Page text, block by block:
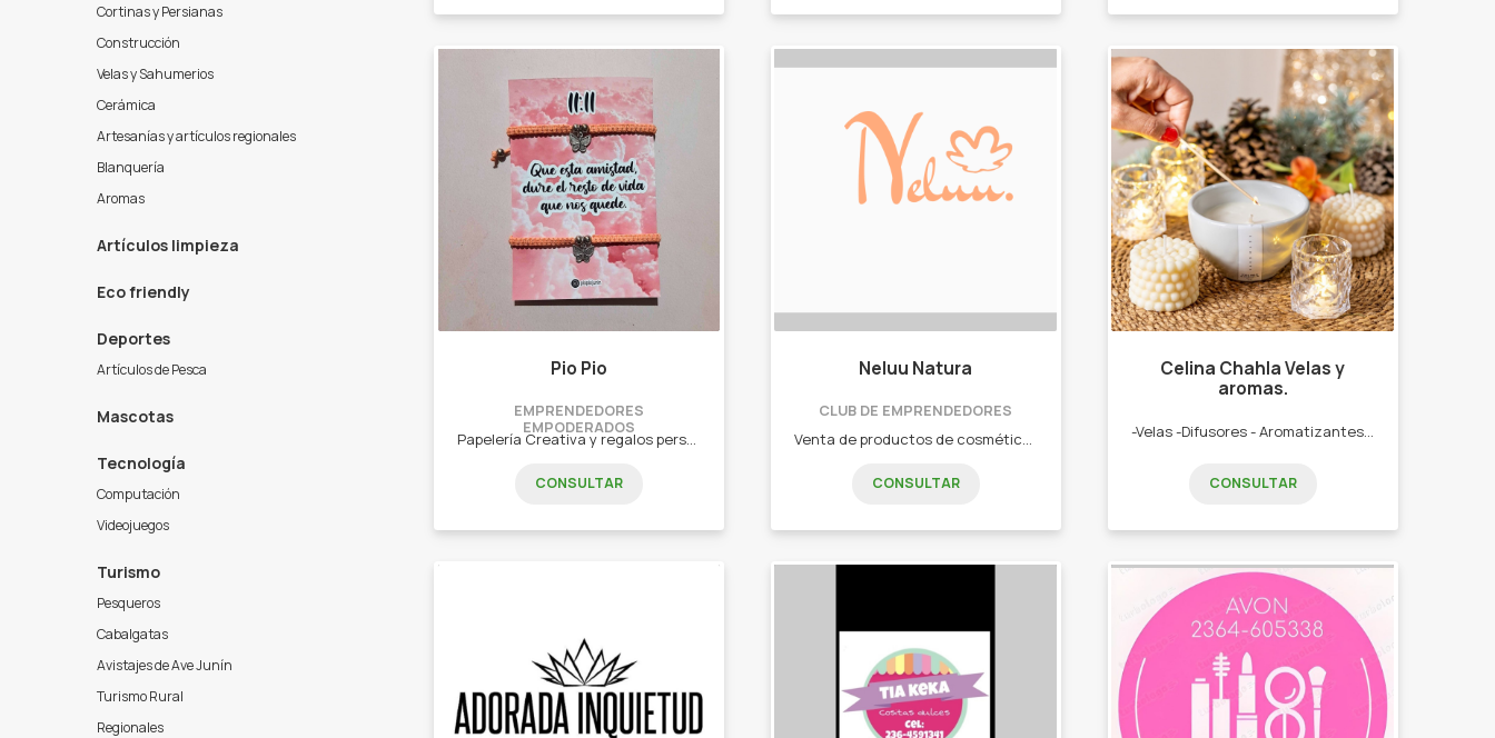
Cortinas y Persianas
Construcción
Velas y Sahumerios
Cerámica
Artesanías y artículos regionales
Blanquería
Aromas
Artículos limpieza
Eco friendly
Deportes
Artículos de Pesca
Mascotas
Tecnología
Computación
Videojuegos
Turismo
Pesqueros
Cabalgatas
Avistajes de Ave Junín
Turismo Rural
Regionales
Pio Pio
EMPRENDEDORES
EMPODERADOS
Papelería Creativa y regalos personalizados. -Etiquetas, Bolsitas, Banderines, Tarjetas y mucho mas para cumpleaños. -Etiquetas, tarjeteria, folleteria para emprendedores. -Stickers en vinilo resistentes al agua. -Planners, Agendas, Cuadernos. -Artículos Sublimados (tazas, mates, llaveros, etc). -Pulseras en macramé para compartir.
CONSULTAR
Neluu Natura
CLUB DE EMPRENDEDORES
Venta de productos de cosmética Natura y Arbell. Perfumes, jabones, shampoo, cremas de manos, cremas corporales, body Splash y mucho mas!
CONSULTAR
Celina Chahla Velas y
aromas.
-Velas -Difusores - Aromatizantes textiles. Ventas x mayor y menor. Consultas por privado! Ingresa a nuestra web: www.celinachahla.com.ar
CONSULTAR